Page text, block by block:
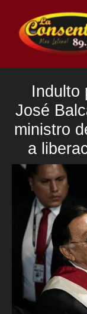
contenido
Indulto
José
ministro
a